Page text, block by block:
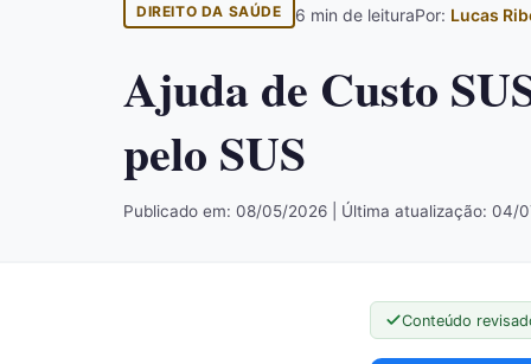
DIREITO DA SAÚDE 6 min de leituraPor: Lucas
Ajuda de Custo
pelo SUS
Publicado em: 08/05/2026 | Última atualização: 04/
Conteúdo